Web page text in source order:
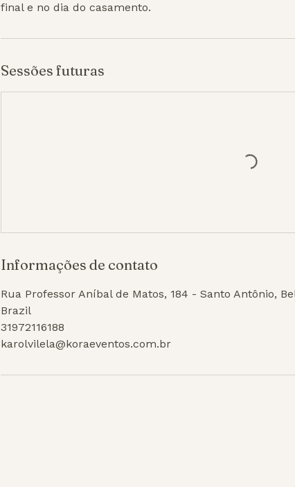
final e no dia do casamento.
Sessões futuras
Informações de contato
Rua Professor Aníbal de Matos, 184 - Santo Antônio,
Brazil
31972116188
karolvilela@koraeventos.com.br